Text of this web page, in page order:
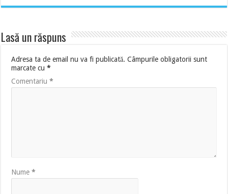
Lasă un răspuns
Adresa ta de email nu va fi publicată. Câmpurile obligatorii sunt
marcate cu*
Comentariu*
Nume*